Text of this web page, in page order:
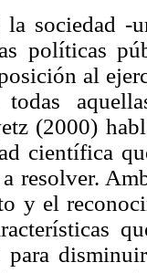
sociedad -
políticas
al
(2000)
científica
resolver.
y el
para